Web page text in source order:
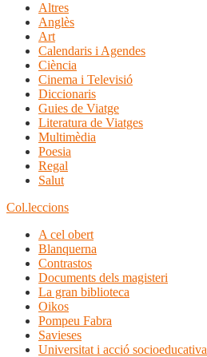
Altres
Anglès
Art
Calendaris i Agendes
Ciència
Cinema i Televisió
Diccionaris
Guies de Viatge
Literatura de Viatges
Multimèdia
Poesia
Regal
Salut
Col.leccions
A cel obert
Blanquerna
Contrastos
Documents dels magisteri
La gran biblioteca
Oikos
Pompeu Fabra
Savieses
Universitat i acció socioeducativa